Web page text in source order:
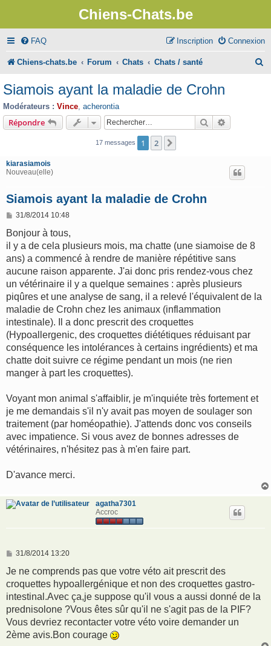
Chiens-Chats.be
FAQ Connexion
Inscription
Chiens-chats.be Forum Chats Chats / santé
Siamois ayant la maladie de Crohn
Modérateurs : Vince acherontia
Répondre Rechercher
17 messages 1 2
kiarasiamois
Nouveau(elle)
Siamois ayant la maladie de Crohn
M
s
a
g
31/8/2014 10:48
Bonjour à tous,
il y a de cela plusieurs mois, ma chatte (une siamoise de 8
ans) a commencé à rendre de manière répétitive sans
aucune raison apparente. J'ai donc pris rendez-vous chez
un vétérinaire il y a quelque semaines : après plusieurs
piqûres et une analyse de sang, il a relevé l'équivalent de la
maladie de Crohn chez les animaux (inflammation
intestinale). Il a donc prescrit des croquettes
(Hypoallergenic, des croquettes diététiques réduisant par
conséquence les intolérances à certains ingrédients) et ma
chatte doit suivre ce régime pendant un mois (ne rien
manger à part les croquettes).
Voyant mon animal s'affaiblir, je m'inquiéte très fortement et
je me demandais s'il n'y avait pas moyen de soulager son
traitement (par homéopathie). J'attends donc vos conseils
avec impatience. Si vous avez de bonnes adresses de
vétérinaires, n'hésitez pas à m'en faire part.
D'avance merci.
agatha7301
Accroc
M
s
a
g
31/8/2014 13:20
Je ne comprends pas que votre véto ait prescrit des
croquettes hypoallergénique et non des croquettes gastro-
intestinal.Avec ça,je suppose qu'il vous a aussi donné de la
prednisolone ?Vous êtes sûr qu'il ne s'agit pas de la PIF?
Vous devriez recontacter votre véto voire demander un
2ème avis.Bon courage